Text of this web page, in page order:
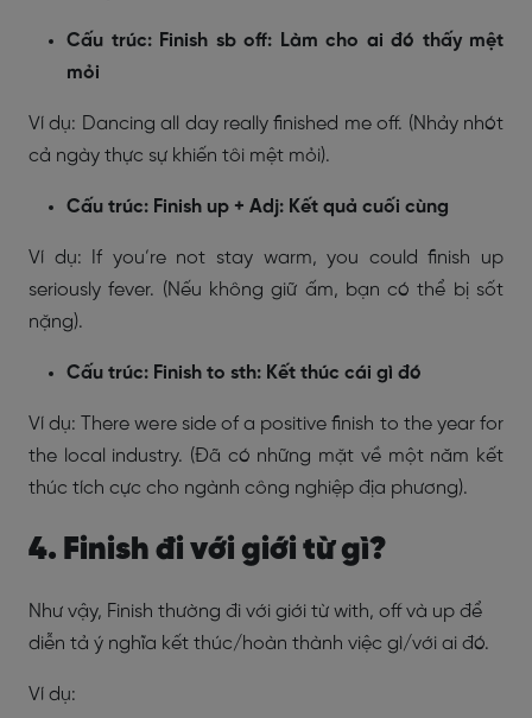
Cấu trúc: Finish sb off: Làm cho ai đó thấy mệt
mỏi
Ví dụ: Dancing all day really finished me off. (Nhảy nhót
cả ngày thực sự khiến tôi mệt mỏi).
Cấu trúc: Finish up + Adj: Kết quả cuối cùng
Ví dụ: If you’re not stay warm, you could finish up
seriously fever. (Nếu không giữ ấm, bạn có thể bị sốt
nặng).
Cấu trúc: Finish to sth: Kết thúc cái gì đó
Ví dụ: There were side of a positive finish to the year for
the local industry. (Đã có những mặt về một năm kết
thúc tích cực cho ngành công nghiệp địa phương).
4. Finish đi với giới từ gì?
Như vậy, Finish thường đi với giới từ with, off và up để
diễn tả ý nghĩa kết thúc/hoàn thành việc gì/với ai đó.
Ví dụ: